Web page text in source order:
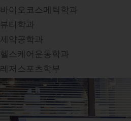
바이오코스메틱학과
뷰티학과
제약공학과
헬스케어운동학과
레저스포츠학부